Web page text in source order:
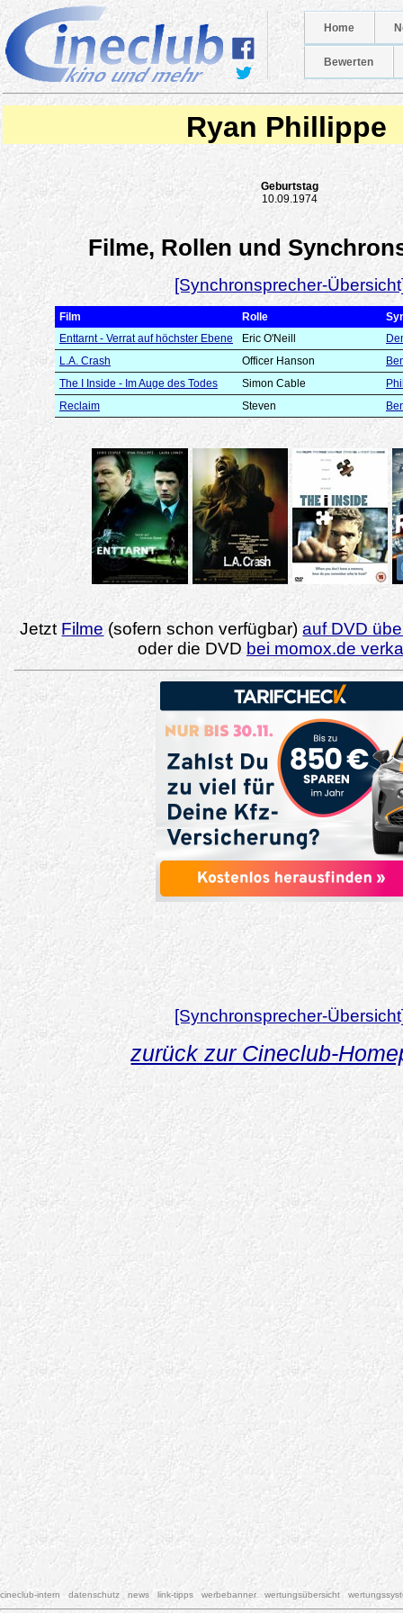
Home
Bewerten
Ryan Phillippe
Geburtstag
10.09.1974
Filme, Rollen und
[Synchronsprecher-
Film Rolle
Enttarnt - Verrat auf höchster Ebene
Eric O'Neill
L.A. Crash
Officer Hanson
The I Inside - Im Auge des Todes
Simon Cable
Reclaim
Steven
Jetzt Filme (sofern schon verfügbar)auf DVD
oder die DVD bei momox.de
[Synchronsprecher-
zurück zur Cineclub-
cineclub-intern datenschutz news link-tipps werbebanner wertungsübersicht